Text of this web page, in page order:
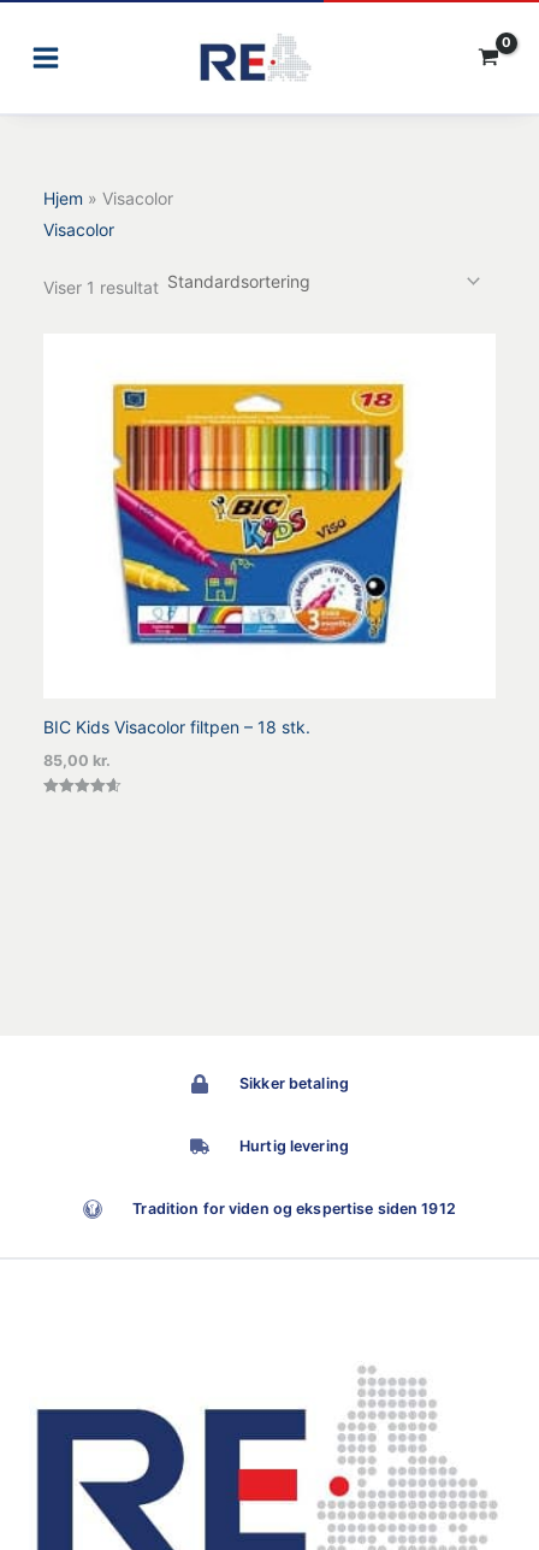
Hjem » Visacolor
Visacolor
Viser 1 resultat
BIC Kids Visacolor filtpen – 18 stk.
85,00 kr.
Sikker betaling
Hurtig levering
Tradition for viden og ekspertise siden 1912